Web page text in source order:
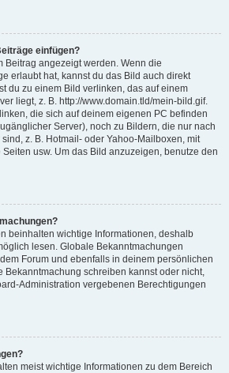
einfügen?
Beitrag angezeigt werden. Wenn die
erlaubt hat, kannst du das Bild auch direkt
du zu einem Bild verlinken, das auf einem
liegt, z. B. http://www.domain.tld/mein-bild.gif.
die sich auf deinem eigenen PC befinden
Server), noch zu Bildern, die nur nach
z. B. Hotmail- oder Yahoo-Mailboxen, mit
usw. Um das Bild anzuzeigen, benutze den
beinhalten wichtige Informationen, deshalb
lesen. Globale Bekanntmachungen
Forum und ebenfalls in deinem persönlichen
Bekanntmachung schreiben kannst oder nicht,
Administration vergebenen Berechtigungen
meist wichtige Informationen zu dem Bereich